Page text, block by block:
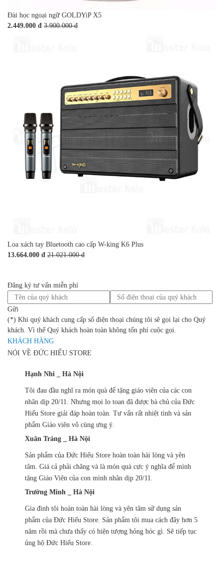
Đài học ngoại ngữ GOLDYiP X5
2.449.000 đ 3.900.000 đ
Loa xách tay Bluetooth cao cấp W-king K6 Plus
13.664.000 đ 21.021.000 đ
Đăng ký tư vấn miễn phí
Gửi
(*) Khi quý khách cung cấp số điện thoại chúng tôi sẽ gọi lại cho Quý
khách. Vì thế Quý khách hoàn toàn không tốn phí cuộc gọi.
KHÁCH HÀNG
NÓI VỀ ĐỨC HIẾU STORE
Hạnh Nhi _ Hà Nội
Tôi đau đầu nghĩ ra món quà để tặng giáo viên của các con
nhân dịp 20/11. Nhưng mọi lo toan đã được bà chủ của Đức
Hiếu Store giải đáp hoàn toàn. Tư vấn rất nhiệt tình và sản
phẩm Giáo viên vô cùng ưng ý.
Xuân Tráng _ Hà Nội
Sản phẩm của Đức Hiếu Store hoàn toàn hài lòng và yên
tâm. Giá cả phải chăng và là món quà cực ý nghĩa để mình
tặng Giáo Viên của con mình nhân dịp 20/11.
Trường Minh _ Hà Nội
Gia đình tôi hoàn toàn hài lòng và yên tâm sử dụng sản
phẩm của Đức Hiếu Store. Sản phẩm tôi mua cách đây hơn 5
năm rồi mà chưa thấy có hiện tượng hỏng hóc gì. Sẽ tiếp tục
ủng hộ Đức Hiếu Store.